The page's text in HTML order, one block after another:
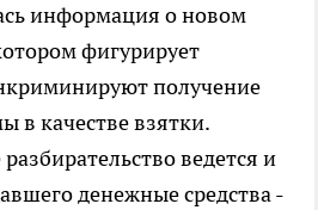
информация о новом
фигурирует
получение
в качестве взятки.
ведется и
денежные средства -